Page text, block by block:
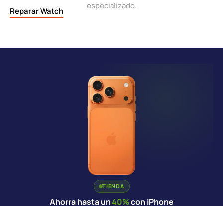
especializado.
Reparar Watch
TIENDA
Ahorra hasta un40%con iPhone